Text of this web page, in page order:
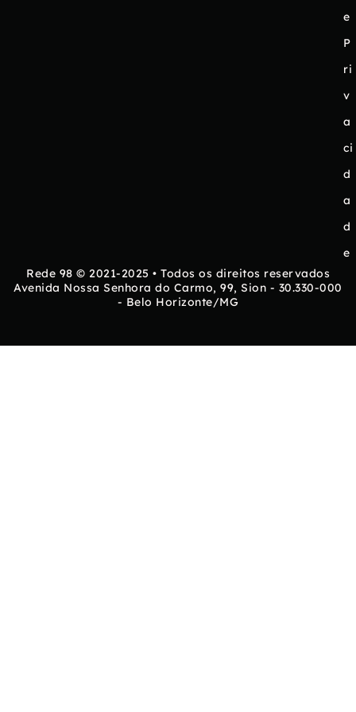
e
P
ri
v
a
ci
d
a
d
e
Rede 98 © 2021-2025 • Todos os direitos reservados
Avenida Nossa Senhora do Carmo, 99, Sion - 30.330-000
- Belo Horizonte/MG